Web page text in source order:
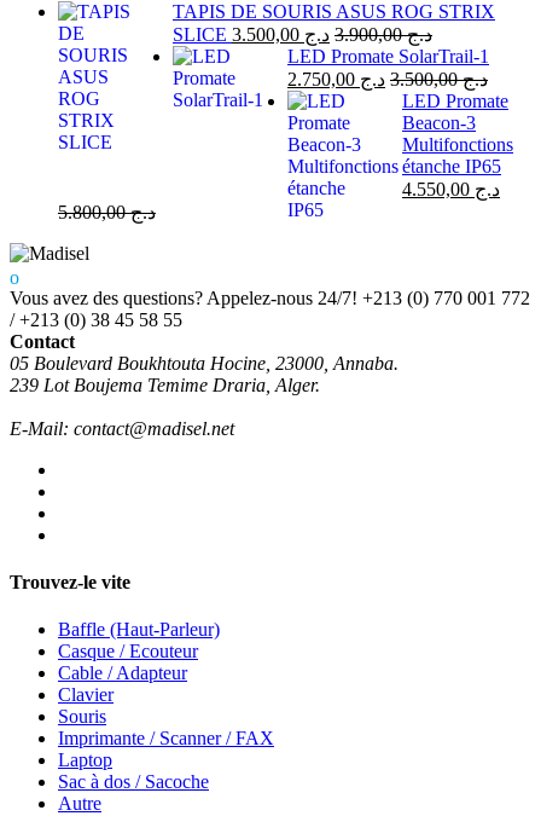
TAPIS DE SOURIS ASUS ROG STRIX
SLICE
د.ج د.ج3.900,00
LED Promate SolarTrail-1
د.ج
د.ج3.500,00
LED Promate
Beacon-3
Multifonctions
étanche IP65
د.ج
د.ج5.800,00
Vous avez des questions? Appelez-nous 24/7! +213 (0) 770 001 772
/ +213 (0) 38 45 58 55
Contact
05 Boulevard Boukhtouta Hocine, 23000, Annaba.
239 Lot Boujema Temime Draria, Alger.
E-Mail: contact@madisel.net
Trouvez-le vite
Baffle (Haut-Parleur)
Casque / Ecouteur
Cable / Adapteur
Clavier
Souris
Imprimante / Scanner / FAX
Laptop
Sac à dos / Sacoche
Autre